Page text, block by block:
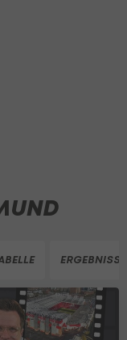
ERGEBNISSE